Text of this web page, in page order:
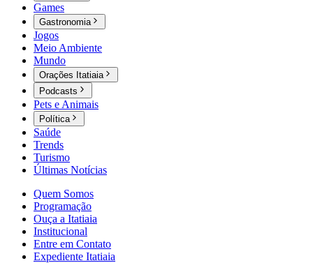
Games
Gastronomia
Jogos
Meio Ambiente
Mundo
Orações Itatiaia
Podcasts
Pets e Animais
Política
Saúde
Trends
Turismo
Últimas Notícias
Quem Somos
Programação
Ouça a Itatiaia
Institucional
Entre em Contato
Expediente Itatiaia